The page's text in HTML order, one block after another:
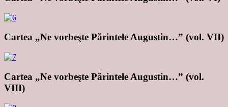
Cartea „Ne vorbeşte Părintele Augustin…” (vol. VII)
Cartea „Ne vorbeşte Părintele Augustin…” (vol.
VIII)